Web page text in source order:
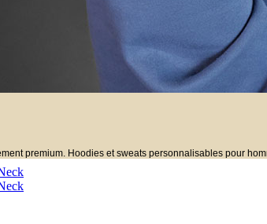
premium. Hoodies et sweats personnalisables pour